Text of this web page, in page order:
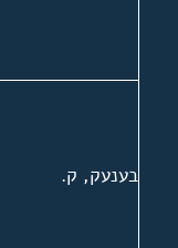
בענעק, ק.